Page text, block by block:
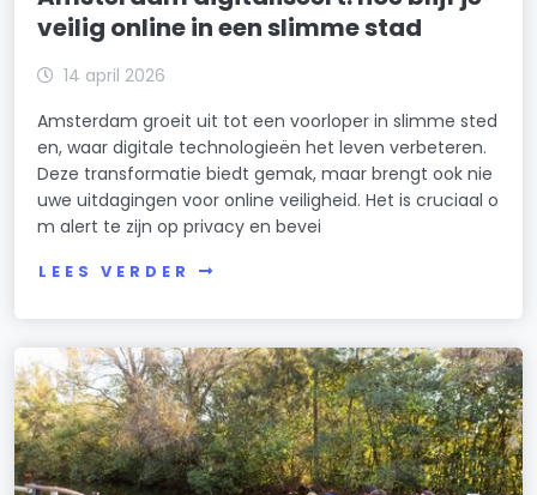
veilig online in een slimme stad
14 april 2026
Amsterdam groeit uit tot een voorloper in slimme sted
en, waar digitale technologieën het leven verbeteren.
Deze transformatie biedt gemak, maar brengt ook nie
uwe uitdagingen voor online veiligheid. Het is cruciaal o
m alert te zijn op privacy en bevei
LEES VERDER